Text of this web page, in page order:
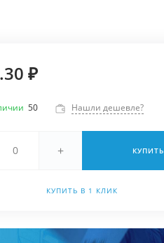
₽
50 Нашли дешевле?
+ КУПИТЬ
КУПИТЬ В 1 КЛИК